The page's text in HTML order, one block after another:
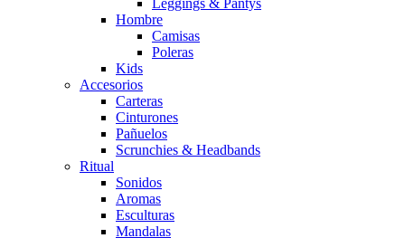
Leggings & Pantys
Hombre
Camisas
Poleras
Kids
Accesorios
Carteras
Cinturones
Pañuelos
Scrunchies & Headbands
Ritual
Sonidos
Aromas
Esculturas
Mandalas